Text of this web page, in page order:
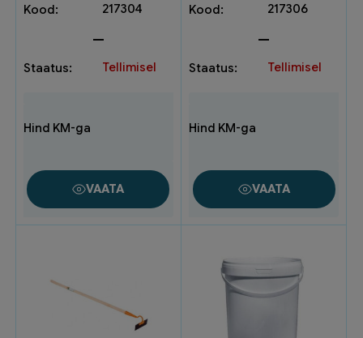
217304
—
Tellimisel
VAATA
217306
—
Tellimisel
VAATA